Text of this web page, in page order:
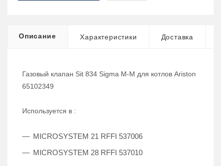
Описание Характеристики Доставка
Газовый клапан Sit 834 Sigma M-M для котлов Ariston
65102349
Используется в :
MICROSYSTEM 21 RFFI 537006
MICROSYSTEM 28 RFFI 537010